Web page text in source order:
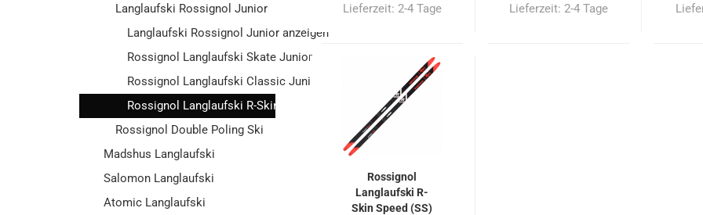
Lieferzeit: 2-4 Tage
Lieferzeit: 2-4 Tage
Rossignol
Langlaufski R-
Skin Speed (SS)
Langlaufski Rossignol Junior
Langlaufski Rossignol Junior anzeigen
Rossignol Langlaufski Skate Junior
Rossignol Langlaufski Classic Junior
Rossignol Langlaufski R-Skin Junior
Rossignol Double Poling Ski
Madshus Langlaufski
Salomon Langlaufski
Atomic Langlaufski